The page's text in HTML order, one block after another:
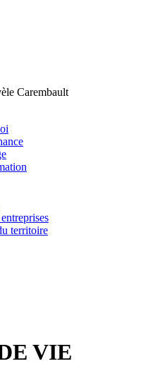
Carembault
territoire
VIE